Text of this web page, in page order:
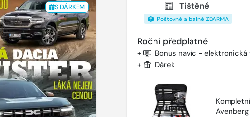
S DÁRKEM Tištěné
Poštovné a balné ZDARMA
Roční předplatné
+ Bonus navíc - elektronická
+ Dárek
Avenberg